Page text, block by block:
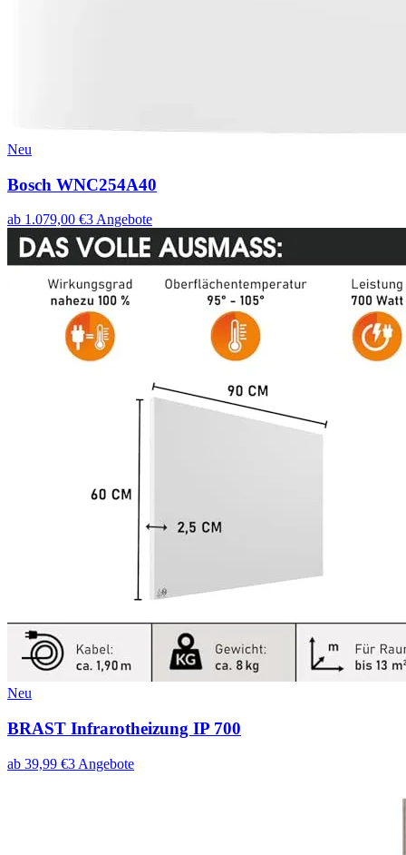
Neu
Bosch WNC254A40
ab 1.079,00 €3 Angebote
Neu
BRAST Infrarotheizung IP 700
ab 39,99 €3 Angebote